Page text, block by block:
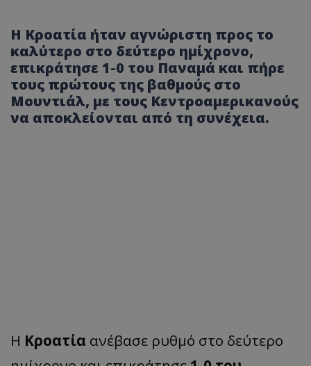
Η Κροατία ήταν αγνώριστη προς το
καλύτερο στο δεύτερο ημίχρονο,
επικράτησε 1-0 του Παναμά και πήρε
τους πρώτους της βαθμούς στο
Μουντιάλ, με τους Κεντροαμερικανούς
να αποκλείονται από τη συνέχεια.
Η Κροατία ανέβασε ρυθμό στο δεύτερο